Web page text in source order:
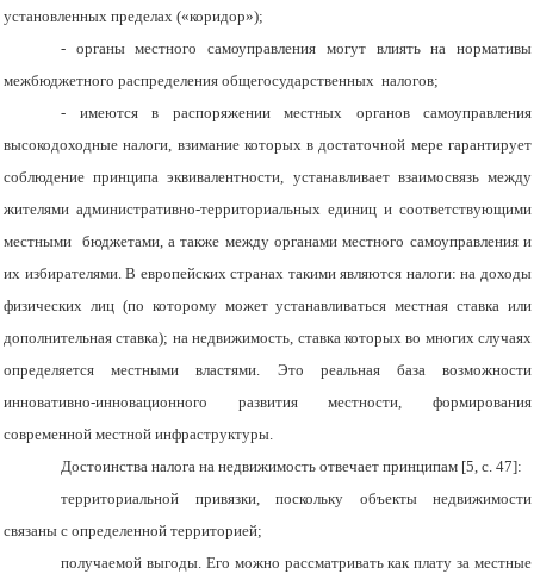
установленных пределах («коридор»);
- органы местного самоуправления могут влиять на нормативы
межбюджетного распределения общегосударственных налогов;
- имеются в распоряжении местных органов самоуправления
высокодоходные налоги, взимание которых в достаточной мере гарантирует
соблюдение принципа эквивалентности, устанавливает взаимосвязь между
жителями административно-территориальных единиц и соответствующими
местными бюджетами, а также между органами местного самоуправления и
их избирателями. В европейских странах такими являются налоги: на доходы
физических лиц (по которому может устанавливаться местная ставка или
дополнительная ставка); на недвижимость, ставка которых во многих случаях
определяется местными властями. Это реальная база возможности
инновативно-инновационного развития местности, формирования
современной местной инфраструктуры.
Достоинства налога на недвижимость отвечает принципам [5, с. 47]:
территориальной привязки, поскольку объекты недвижимости
связаны с определенной территорией;
получаемой выгоды. Его можно рассматривать как плату за местные